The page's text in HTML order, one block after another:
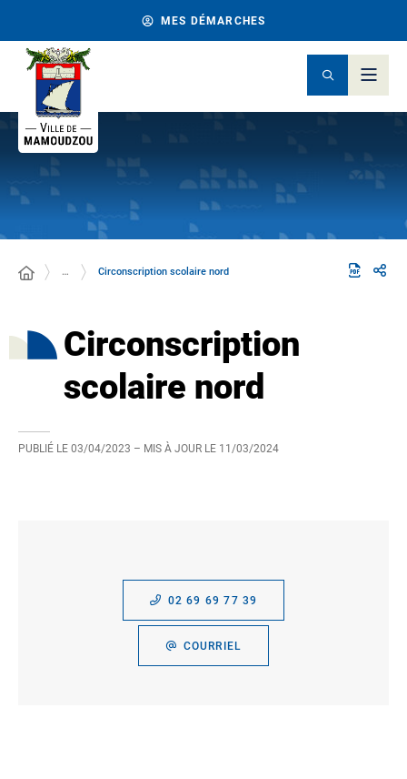
MES DÉMARCHES
… Circonscription scolaire nord
Circonscription
scolaire nord
PUBLIÉ LE 03/04/2023 – MIS À JOUR LE 11/03/2024
02 69 69 77 39
COURRIEL